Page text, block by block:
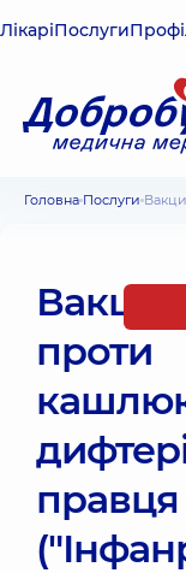
ЛікаріПослуги
Головна Послуги
проти
правця